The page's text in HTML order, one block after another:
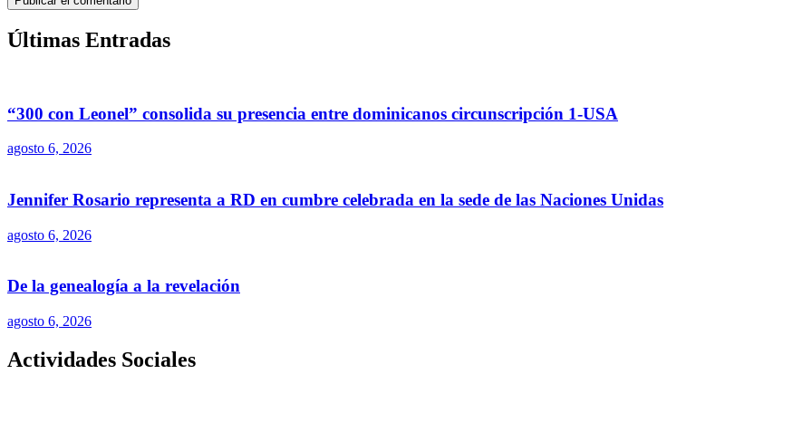
Últimas Entradas
“300 con Leonel” consolida su presencia entre dominicanos circunscripción 1-USA
agosto 6, 2026
Jennifer Rosario representa a RD en cumbre celebrada en la sede de las Naciones Unidas
agosto 6, 2026
De la genealogía a la revelación
agosto 6, 2026
Actividades Sociales